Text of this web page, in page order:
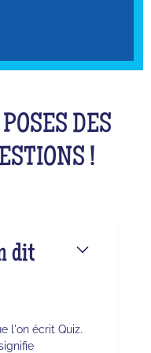
DES
!
dit
l'on écrit Quiz.